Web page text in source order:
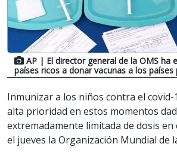
AP | El director general de la OMS ha
países ricos a donar vacunas a los países
Inmunizar a los niños contra el covid-
alta prioridad en estos momentos
extremadamente limitada de dosis en
el jueves la Organización Mundial de